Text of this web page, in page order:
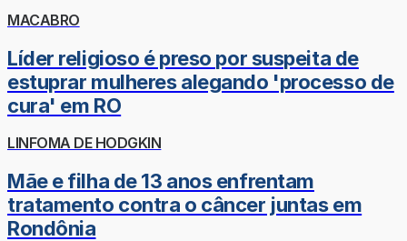
MACABRO
Líder religioso é preso por suspeita de
estuprar mulheres alegando 'processo de
cura' em RO
LINFOMA DE HODGKIN
Mãe e filha de 13 anos enfrentam
tratamento contra o câncer juntas em
Rondônia